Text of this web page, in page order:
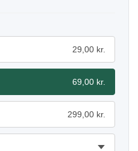
29,00 kr.
69,00 kr.
299,00 kr.